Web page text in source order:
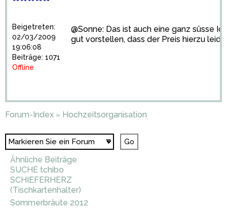
Beigetreten:
02/03/2009
19:06:08
Beiträge: 1071
Offline
@Sonne: Das ist auch eine ganz süsse
gut vorstellen, dass der Preis hierzu
Forum-Index » Hochzeitsorganisation
Ähnliche Beiträge
SUCHE tchibo
SCHIEFERHERZ
(Tischkartenhalter)
Sommerbräute 2012